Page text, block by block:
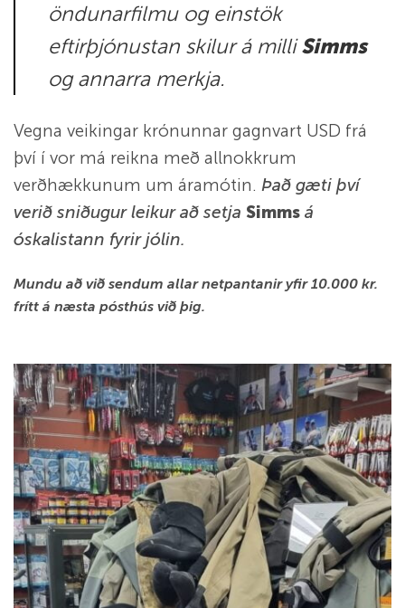
öndunarfilmu og einstök
eftirþjónustan skilur á milliSimms
og annarra merkja.
Vegna veikingar krónunnar gagnvart USD frá
því í vor má reikna með allnokkrum
verðhækkunum um áramótin. Það gæti því
verið sniðugur leikur að setja Simms á
óskalistann fyrir jólin.
Mundu að við sendum allar netpantanir yfir 10.000 kr.
frítt á næsta pósthús við þig.